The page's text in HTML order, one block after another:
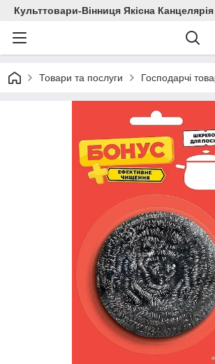
Культтовари-Вінниця Якісна Канцелярія
Товари та послуги Господарчі